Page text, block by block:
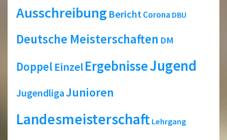
Ausschreibung BerichtCorona DBU
Deutsche Meisterschaften DM
Doppel EinzelErgebnisseJugend
JugendligaJunioren
Landesmeisterschaft Lehrgang